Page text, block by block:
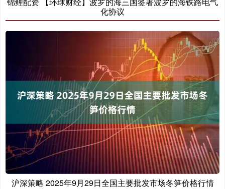
化协议
沪深策略 2025年9月29日全国主要批发市场冬笋价格行情